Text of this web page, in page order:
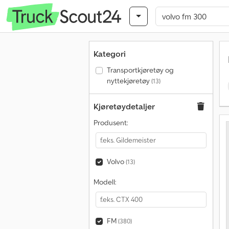
Kategori
Transportkjøretøy og
nyttekjøretøy(13)
Kjøretøydetaljer
Produsent:
Volvo(13)
Modell:
FM(380)